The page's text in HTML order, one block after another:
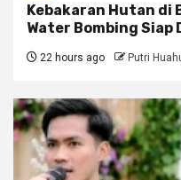
Kebakaran Hutan di
Water Bombing
22 hours ago Putri